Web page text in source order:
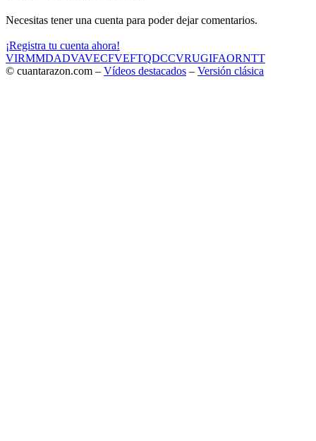
Necesitas tener una cuenta para poder dejar comentarios.
¡Registra tu cuenta ahora!
VIRMMDADVAVECFVEFTQDCCVRUGIFAORNTT
© cuantarazon.com – Vídeos destacados – Versión clásica